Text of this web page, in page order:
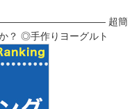
超簡
？ ◎手作りヨーグルト